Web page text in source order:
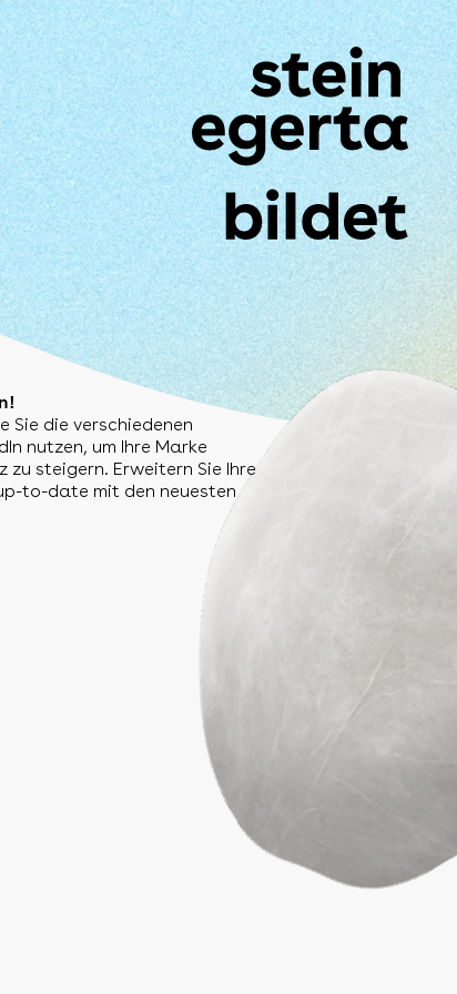
Sie die verschiedenen
nutzen, um Ihre Marke
zu steigern. Erweitern Sie Ihre
to-date mit den neuesten